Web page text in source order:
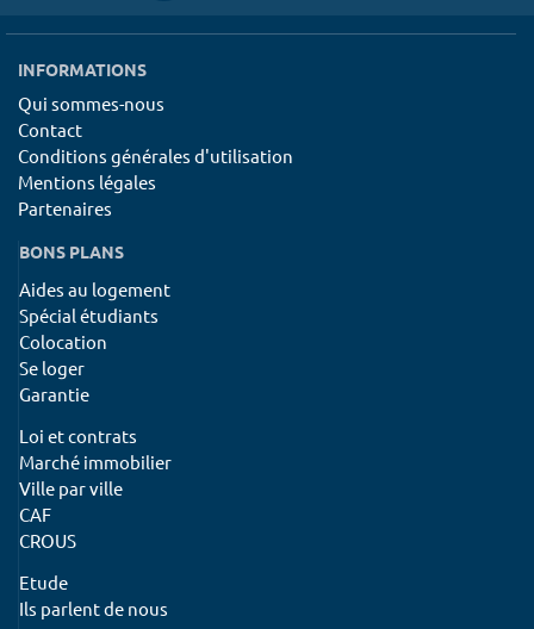
INFORMATIONS
Qui sommes-nous
Contact
Conditions générales d'utilisation
Mentions légales
Partenaires
BONS PLANS
Aides au logement
Spécial étudiants
Colocation
Se loger
Garantie
Loi et contrats
Marché immobilier
Ville par ville
CAF
CROUS
Etude
Ils parlent de nous